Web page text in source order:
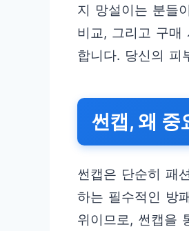
지 망설이는 분들
비교, 그리고 구매
합니다. 당신의 피
썬캡, 왜 중
썬캡은 단순히 패
하는 필수적인 방
위이므로, 썬캡을